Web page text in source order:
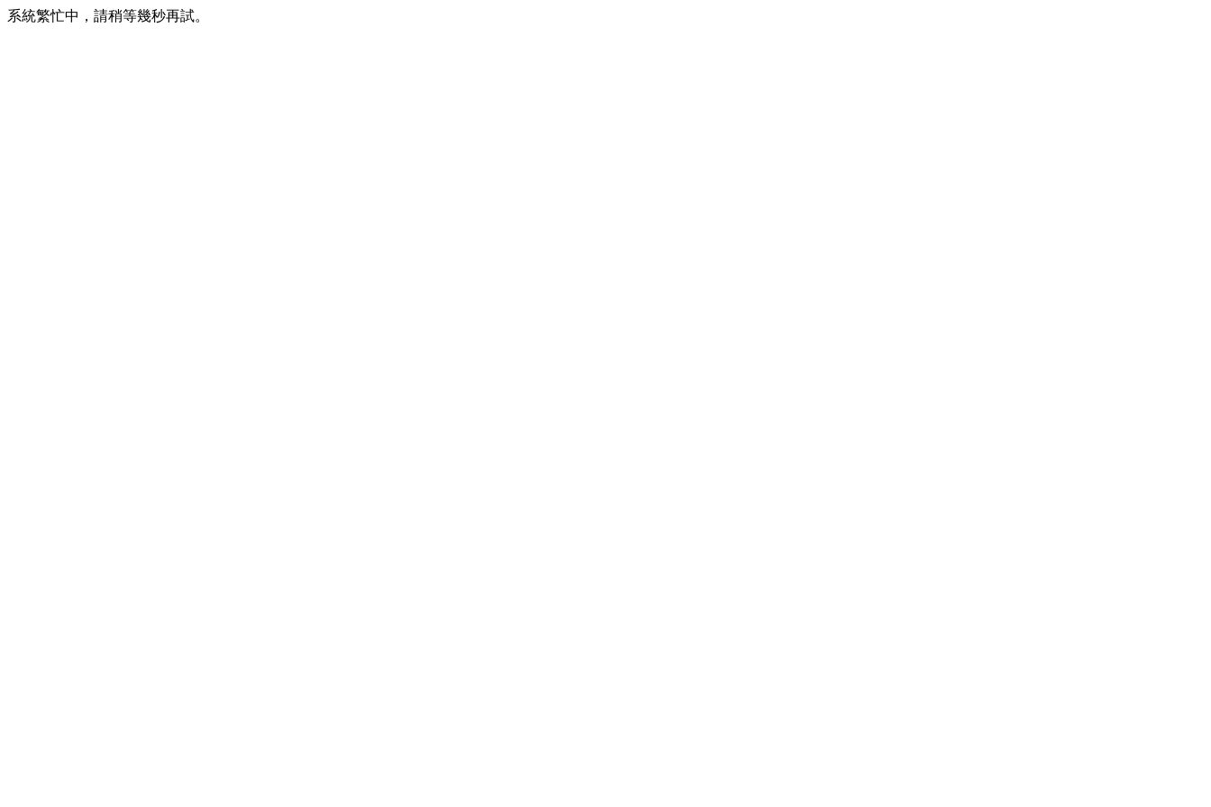
系統繁忙中，請稍等幾秒再試。